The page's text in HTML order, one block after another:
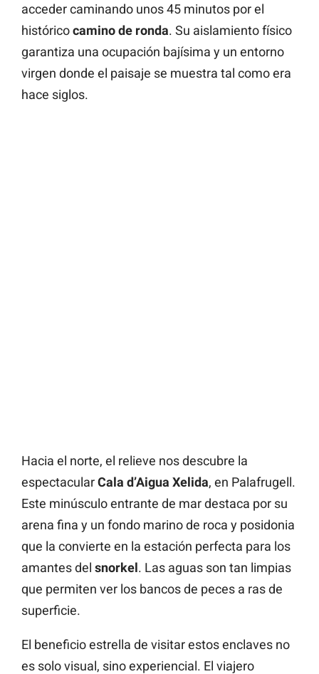
acceder caminando unos 45 minutos por el
históricocamino de ronda. Su aislamiento físico
garantiza una ocupación bajísima y un entorno
virgen donde el paisaje se muestra tal como era
hace siglos.
Hacia el norte, el relieve nos descubre la
espectacularCala d’Aigua Xelida, en Palafrugell.
Este minúsculo entrante de mar destaca por su
arena fina y un fondo marino de roca y posidonia
que la convierte en la estación perfecta para los
amantes del snorkel. Las aguas son tan limpias
que permiten ver los bancos de peces a ras de
superficie.
El beneficio estrella de visitar estos enclaves no
es solo visual, sino experiencial. El viajero